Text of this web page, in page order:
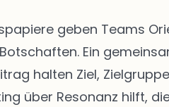
geben Teams
Ein
halten Ziel,
über Resonanz hilft,